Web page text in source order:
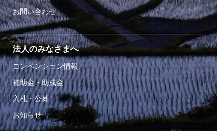
お問い合わせ
法人のみなさまへ
コンベンション情報
補助金・助成金
入札・公募
お知らせ